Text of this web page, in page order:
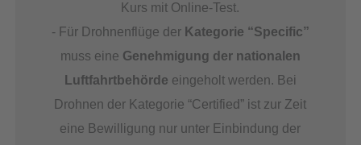
Kurs mit Online-Test.
- Für Drohnenflüge der Kategorie “Specific”
muss eine Genehmigung der nationalen
Luftfahrtbehörde eingeholt werden. Bei
Drohnen der Kategorie “Certified” ist zur Zeit
eine Bewilligung nur unter Einbindung der